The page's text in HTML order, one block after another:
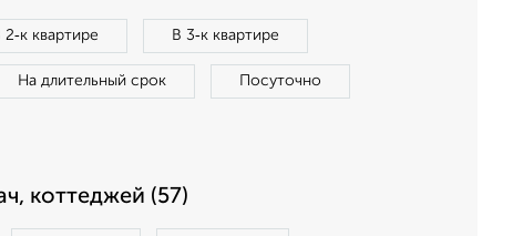
2‑к квартире В 3‑к квартире
На длительный срок Посуточно
коттеджей (57)